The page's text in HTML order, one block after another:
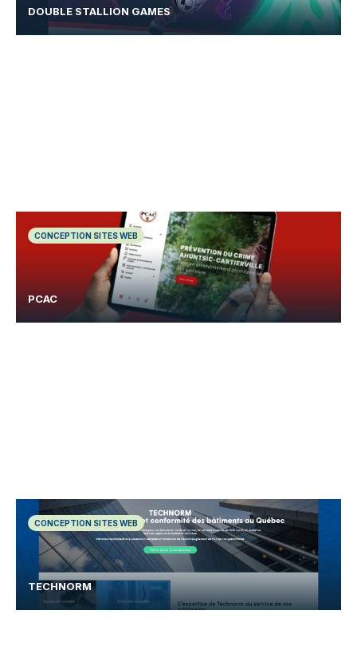
DOUBLE STALLION GAMES
CONCEPTION SITES WEB
PCAC
CONCEPTION SITES WEB
TECHNORM